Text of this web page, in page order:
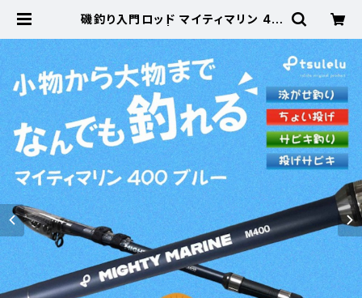
磯釣り入門ロッド マイティマリン 40
ンラインストア